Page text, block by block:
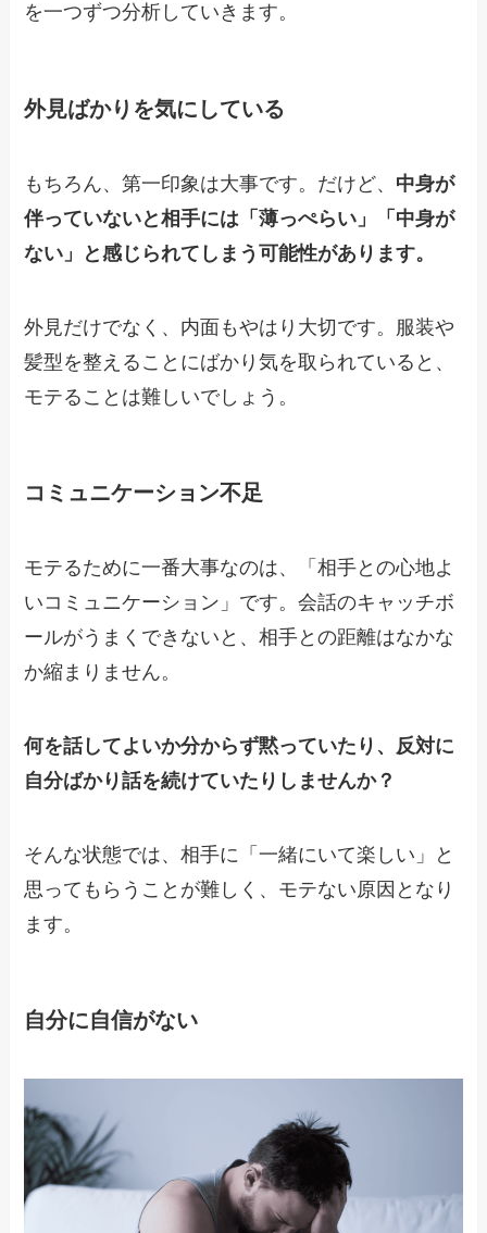
を一つずつ分析していきます。
外見ばかりを気にしている
もちろん、第一印象は大事です。だけど、 中身が
伴っていないと相手には「薄っぺらい」「中身が
ない」と感じられてしまう可能性があります。
外見だけでなく、内面もやはり大切です。服装や
髪型を整えることにばかり気を取られていると、
モテることは難しいでしょう。
コミュニケーション不足
モテるために一番大事なのは、「相手との心地よ
いコミュニケーション」です。会話のキャッチボ
ールがうまくできないと、相手との距離はなかな
か縮まりません。
何を話してよいか分からず黙っていたり、反対に
自分ばかり話を続けていたりしませんか？
そんな状態では、相手に「一緒にいて楽しい」と
思ってもらうことが難しく、モテない原因となり
ます。
自分に自信がない